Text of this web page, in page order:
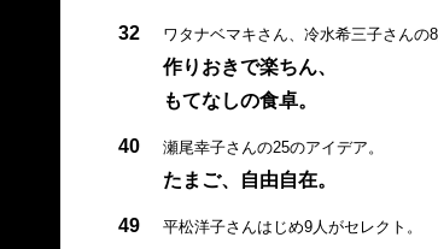
32 ワタナベマキさん、冷水希三子さんの8
作りおきで楽ちん、
もてなしの食卓。
40 瀬尾幸子さんの25のアイデア。
たまご、自由自在。
49
平松洋子さんはじめ9人がセレクト。